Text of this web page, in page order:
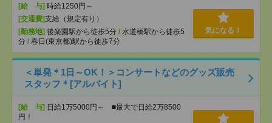
[給 与] 時給1250円～
[交通費]支給（規定有り）
[勤務地] 後楽園駅から徒歩5分 / 水道橋駅から徒歩5
分 / 春日(東京都)駅から徒歩7分
気になる！
＜単発＊1日～OK！＞コンサートなどのグッズ販売
スタッフ＊[アルバイト]
[給 与] 日給1万5000円～ ■最大で日給2万8500
円！